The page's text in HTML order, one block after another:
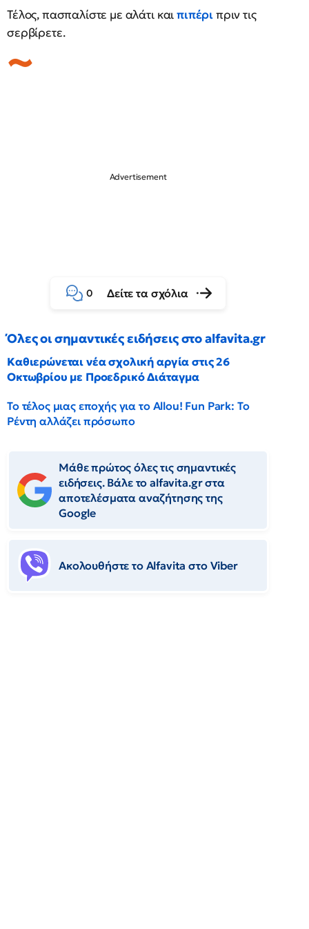
Τέλος, πασπαλίστε με αλάτι καιπιπέριπριν τις
σερβίρετε.
0 Δείτε τα σχόλια
Όλες οι σημαντικές ειδήσεις στο alfavita.gr
Καθιερώνεται νέα σχολική αργία στις 26
Οκτωβρίου με Προεδρικό Διάταγμα
Το τέλος μιας εποχής για το Allou! Fun Park: Το
Ρέντη αλλάζει πρόσωπο
Μάθε πρώτος όλες τις σημαντικές
ειδήσεις. Βάλε το alfavita.gr στα
αποτελέσματα αναζήτησης της
Google
Ακολουθήστε το Αlfavita στο Viber